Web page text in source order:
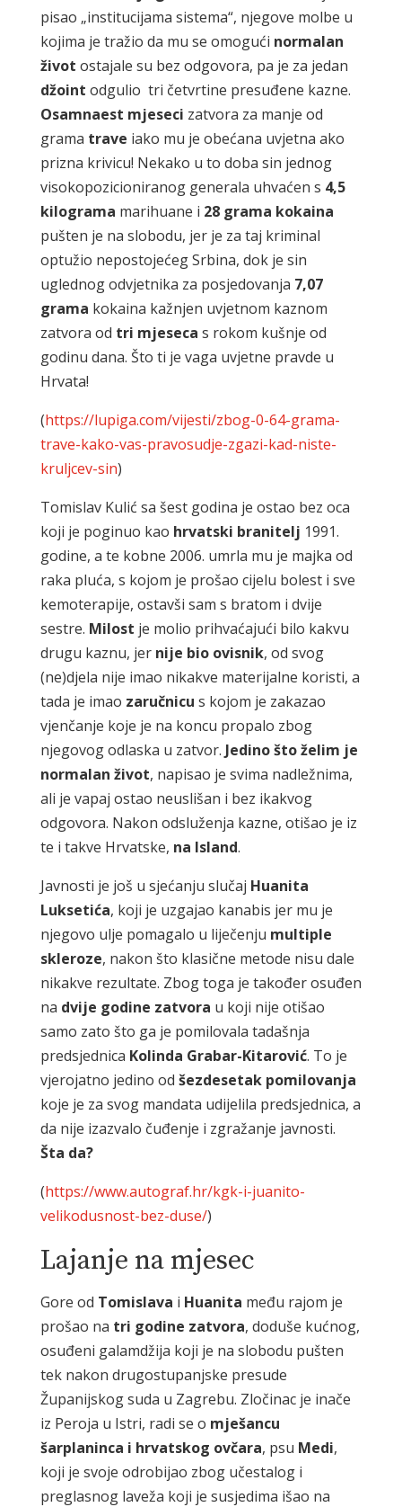
pisao „institucijama sistema“, njegove molbe u
kojima je tražio da mu se omogući normalan
život ostajale su bez odgovora, pa je za jedan
džoint odgulio tri četvrtine presuđene kazne.
Osamnaest mjeseci zatvora za manje od
grama trave iako mu je obećana uvjetna ako
prizna krivicu! Nekako u to doba sin jednog
visokopozicioniranog generala uhvaćen s 4,5
kilograma marihuane i 28 grama kokaina
pušten je na slobodu, jer je za taj kriminal
optužio nepostojećeg Srbina, dok je sin
uglednog odvjetnika za posjedovanja 7,07
grama kokaina kažnjen uvjetnom kaznom
zatvora od tri mjeseca s rokom kušnje od
godinu dana. Što ti je vaga uvjetne pravde u
Hrvata!
(https://lupiga.com/vijesti/zbog-0-64-grama-
trave-kako-vas-pravosudje-zgazi-kad-niste-
kruljcev-sin)
Tomislav Kulić sa šest godina je ostao bez oca
koji je poginuo kao hrvatski branitelj 1991.
godine, a te kobne 2006. umrla mu je majka od
raka pluća, s kojom je prošao cijelu bolest i sve
kemoterapije, ostavši sam s bratom i dvije
sestre. Milost je molio prihvaćajući bilo kakvu
drugu kaznu, jer nije bio ovisnik, od svog
(ne)djela nije imao nikakve materijalne koristi, a
tada je imao zaručnicu s kojom je zakazao
vjenčanje koje je na koncu propalo zbog
njegovog odlaska u zatvor. Jedino što želim je
normalan život, napisao je svima nadležnima,
ali je vapaj ostao neuslišan i bez ikakvog
odgovora. Nakon odsluženja kazne, otišao je iz
te i takve Hrvatske, na Island.
Javnosti je još u sjećanju slučaj Huanita
Luksetića, koji je uzgajao kanabis jer mu je
njegovo ulje pomagalo u liječenju multiple
skleroze, nakon što klasične metode nisu dale
nikakve rezultate. Zbog toga je također osuđen
na dvije godine zatvora u koji nije otišao
samo zato što ga je pomilovala tadašnja
predsjednica Kolinda Grabar-Kitarović. To je
vjerojatno jedino od šezdesetak pomilovanja
koje je za svog mandata udijelila predsjednica, a
da nije izazvalo čuđenje i zgražanje javnosti.
Šta da?
(https://www.autograf.hr/kgk-i-juanito-
velikodusnost-bez-duse/)
Lajanje na mjesec
Gore od Tomislava i Huanita među rajom je
prošao na tri godine zatvora, doduše kućnog,
osuđeni galamdžija koji je na slobodu pušten
tek nakon drugostupanjske presude
Županijskog suda u Zagrebu. Zločinac je inače
iz Peroja u Istri, radi se o mješancu
šarplaninca i hrvatskog ovčara, psu Medi,
koji je svoje odrobijao zbog učestalog i
preglasnog laveža koji je susjedima išao na